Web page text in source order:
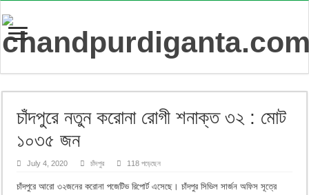
চাঁদপুরে নতুন করোনা রোগী শনাক্ত ৩২ : মোট
১০৩৫ জন
July 4, 2020 চাঁদপুর 118 পড়েছেন
চাঁদপুরে আরো ৩২জনের করোনা পজেটিভ রিপোর্ট এসেছে। চাঁদপুর সিভিল সার্জন অফিস সূত্রে